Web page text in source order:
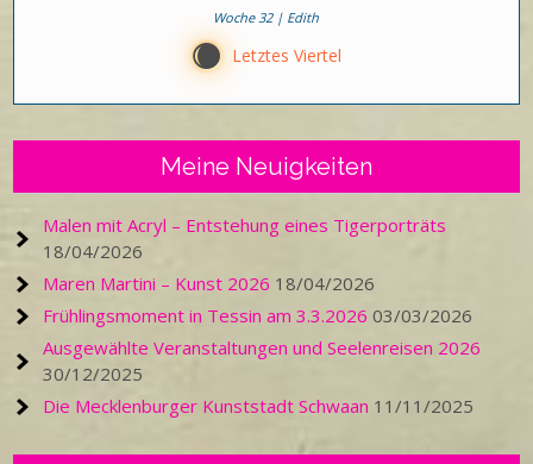
Woche 32 | Edith
X Letztes Viertel
Meine Neuigkeiten
Malen mit Acryl – Entstehung eines Tigerporträts
18/04/2026
Maren Martini – Kunst 2026 18/04/2026
Frühlingsmoment in Tessin am 3.3.2026 03/03/2026
Ausgewählte Veranstaltungen und Seelenreisen 2026
30/12/2025
Die Mecklenburger Kunststadt Schwaan 11/11/2025